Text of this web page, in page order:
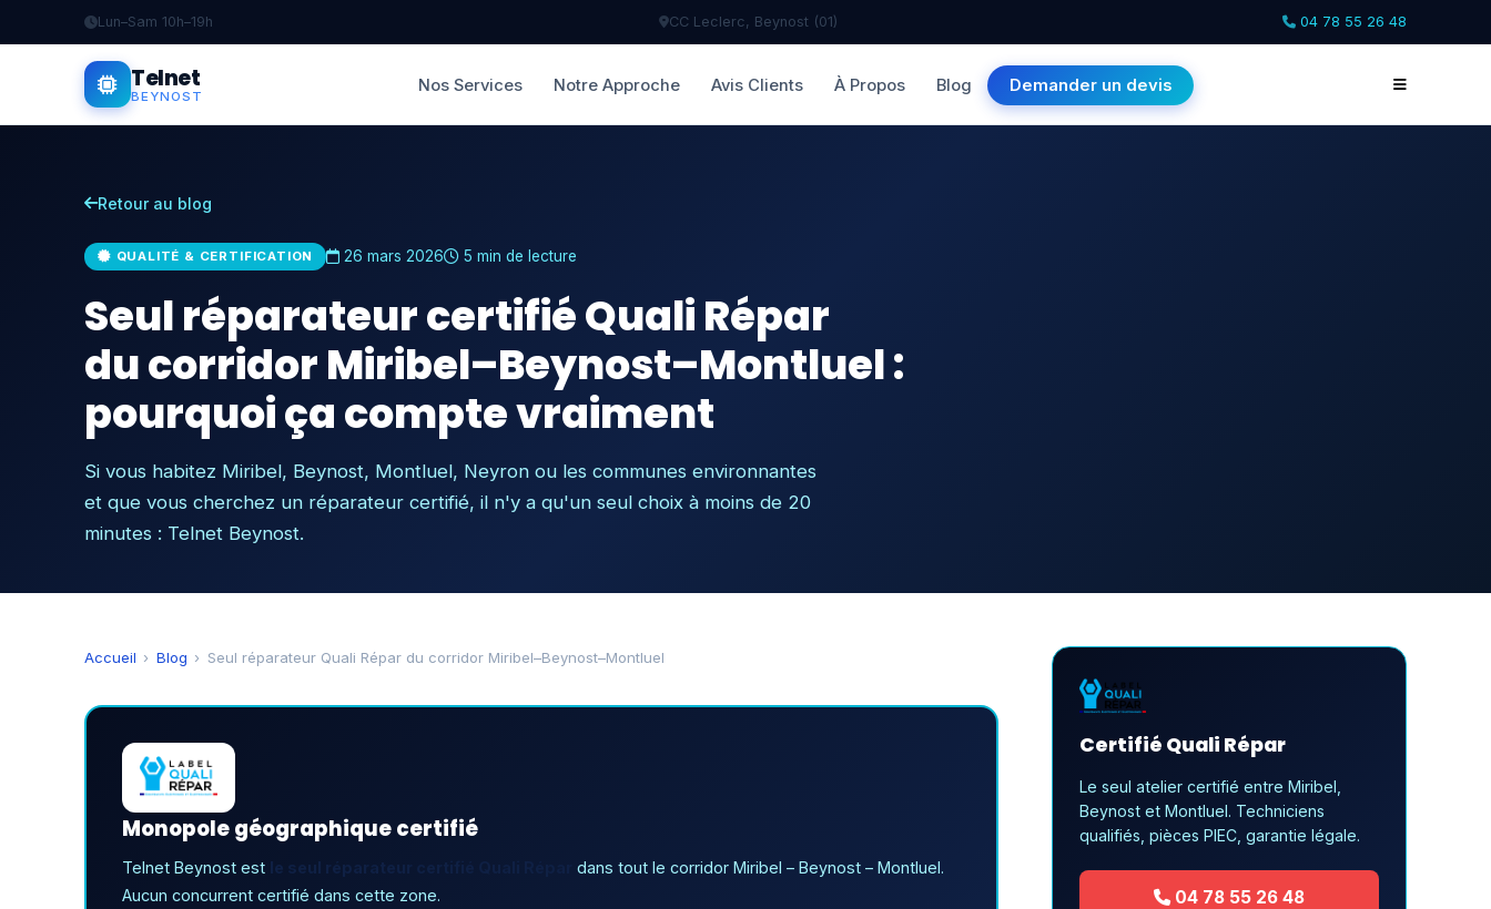
Lun–Sam 10h–19h CC Leclerc, Beynost (01) 04 78 55 26 48
Telnet
BEYNOST
Nos Services Notre Approche Avis Clients À Propos Blog Demander un devis
Retour au blog
QUALITÉ & CERTIFICATION 26 mars 2026 5 min de lecture
Seul réparateur certifié Quali Répar
du corridor Miribel–Beynost–Montluel :
pourquoi ça compte vraiment
Si vous habitez Miribel, Beynost, Montluel, Neyron ou les communes environnantes
et que vous cherchez un réparateur certifié, il n'y a qu'un seul choix à moins de 20
minutes : Telnet Beynost.
Accueil › Blog › Seul réparateur Quali Répar du corridor Miribel–Beynost–Montluel
Monopole géographique certifié
Telnet Beynost est le seul réparateur certifié Quali Répar
dans tout le corridor Miribel – Beynost – Montluel.
Aucun concurrent certifié dans cette zone.
Certifié Quali Répar
Le seul atelier certifié entre Miribel,
Beynost et Montluel. Techniciens
qualifiés, pièces PIEC, garantie légale.
04 78 55 26 48